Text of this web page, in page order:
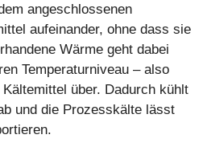
angeschlossenen
aufeinander, ohne dass sie
Wärme geht dabei
Temperaturniveau – also
über. Dadurch kühlt
und die Prozesskälte lässt